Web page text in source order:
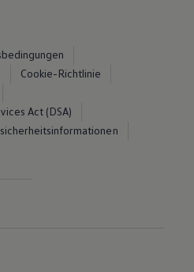
Cookie-Richtlinie
Act (DSA)